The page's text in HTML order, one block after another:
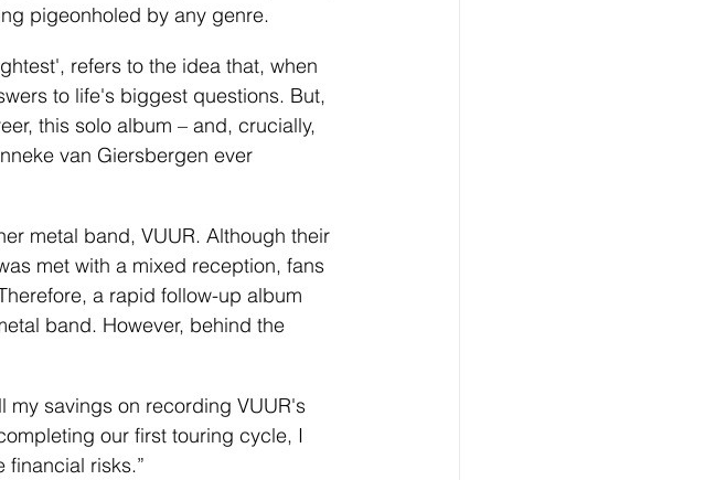
pigeonholed by any genre.
refers to the idea that, when
to life's biggest questions. But,
this solo album – and, crucially,
van Giersbergen ever
metal band, VUUR. Although their
met with a mixed reception, fans
a rapid follow-up album
band. However, behind the
my savings on recording VUUR's
our first touring cycle, I
financial risks.”